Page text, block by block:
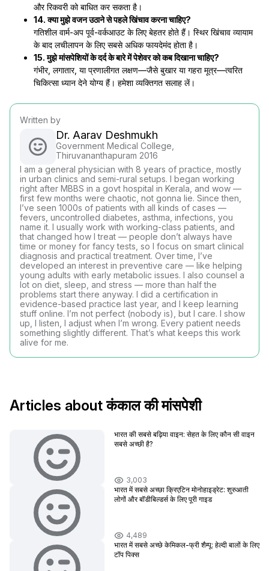
और रिकवरी को बाधित कर सकता है।
14. क्या मुझे वजन उठाने से पहले खिंचाव करना चाहिए?
गतिशील वार्म-अप पूर्व-वर्कआउट के लिए बेहतर होते हैं। स्थिर खिंचाव व्यायाम
के बाद लचीलापन के लिए सबसे अधिक फायदेमंद होता है।
15. मुझे मांसपेशियों के दर्द के बारे में पेशेवर को कब दिखाना चाहिए?
गंभीर, लगातार, या प्रणालीगत लक्षण—जैसे बुखार या गहरा मूत्र—त्वरित
चिकित्सा ध्यान देने योग्य हैं। हमेशा व्यक्तिगत सलाह लें।
Written by
Dr. Aarav Deshmukh
Government Medical College,
Thiruvananthapuram 2016
I am a general physician with 8 years of practice, mostly
in urban clinics and semi-rural setups. I began working
right after MBBS in a govt hospital in Kerala, and wow —
first few months were chaotic, not gonna lie. Since then,
I’ve seen 1000s of patients with all kinds of cases —
fevers, uncontrolled diabetes, asthma, infections, you
name it. I usually work with working-class patients, and
that changed how I treat — people don’t always have
time or money for fancy tests, so I focus on smart clinical
diagnosis and practical treatment. Over time, I’ve
developed an interest in preventive care — like helping
young adults with early metabolic issues. I also counsel a
lot on diet, sleep, and stress — more than half the
problems start there anyway. I did a certification in
evidence-based practice last year, and I keep learning
stuff online. I’m not perfect (nobody is), but I care. I show
up, I listen, I adjust when I’m wrong. Every patient needs
something slightly different. That’s what keeps this work
alive for me.
Articles about कंकाल की मांसपेशी
भारत की सबसे बढ़िया वाइन: सेहत के लिए कौन सी वाइन
सबसे अच्छी है?
3,003
भारत में सबसे अच्छा क्रिएटिन मोनोहाइड्रेट: शुरुआती
लोगों और बॉडीबिल्डर्स के लिए पूरी गाइड
4,489
भारत में सबसे अच्छे केमिकल-फ्री शैम्पू: हेल्दी बालों के लिए
टॉप पिक्स